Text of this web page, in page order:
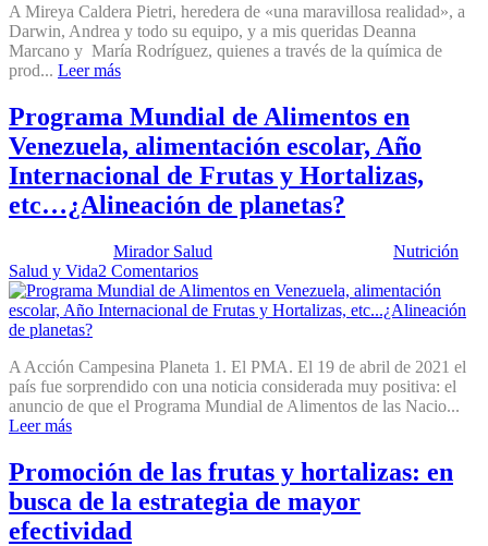
A Mireya Caldera Pietri, heredera de «una maravillosa realidad», a
Darwin, Andrea y todo su equipo, y a mis queridas Deanna
Marcano y María Rodríguez, quienes a través de la química de
prod... Leer más
Programa Mundial de Alimentos en
Venezuela, alimentación escolar, Año
Internacional de Frutas y Hortalizas,
etc…¿Alineación de planetas?
Mirador Salud Nutrición
Salud y Vida2 Comentarios
A Acción Campesina Planeta 1. El PMA. El 19 de abril de 2021 el
país fue sorprendido con una noticia considerada muy positiva: el
anuncio de que el Programa Mundial de Alimentos de las Nacio...
Leer más
Promoción de las frutas y hortalizas: en
busca de la estrategia de mayor
efectividad